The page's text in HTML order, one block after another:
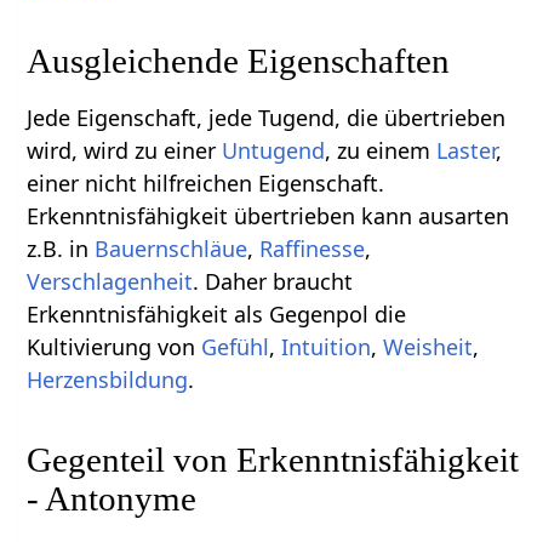
Ausgleichende Eigenschaften
Jede Eigenschaft, jede Tugend, die übertrieben
wird, wird zu einer Untugend, zu einem Laster,
einer nicht hilfreichen Eigenschaft.
Erkenntnisfähigkeit übertrieben kann ausarten
z.B. in Bauernschläue, Raffinesse,
Verschlagenheit. Daher braucht
Erkenntnisfähigkeit als Gegenpol die
Kultivierung von Gefühl,Intuition,Weisheit,
Herzensbildung.
Gegenteil von Erkenntnisfähigkeit
- Antonyme